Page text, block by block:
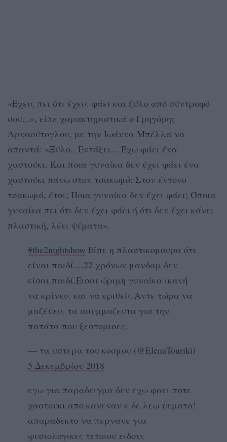
«Έχεις πει ότι έχεις φάει και ξύλο από σύντροφό
σου...», είπε χαρακτηριστικά ο Γρηγόρης
Αρναούτογλου, με την Ιωάννα Μπέλλα να
απαντά: «Ξύλο.. Εντάξει... Έχω φάει ένα
χαστούκι. Και ποια γυναίκα δεν έχει φάει ένα
χαστούκι πάνω στον τσακωμό; Στον έντονο
τσακωμό, έτσι; Ποια γυναίκα δεν έχει φάει; Όποια
γυναίκα πει ότι δεν έχει φάει ή ότι δεν έχει κάνει
πλαστική, λέει ψέματα».
#the2nightshow Είπε η πλαστικομουρα ότι
είναι παιδί....22 χρόνων μανδαμ δεν
είσαι παιδί.Εισαι ώριμη γυναίκα ικανή
να κρίνεις και να κριθείς.Αντε τώρα να
μαζέψεις τα ασυμμαζευτα για την
πατάτα που ξεστομισες.
— τα υστερα του κοσμου (@ElenaTouriki)
5 Δεκεμβρίου 2018
εγω για παραδειγμα δεν εχω φαει ποτε
χαστουκι απο κανεναν κ δε λεω ψεματα!
απαραδεκτο να περνανε για
φυσιολογικες τετοιου ειδους